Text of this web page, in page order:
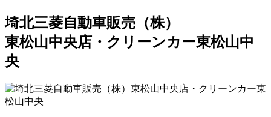
埼北三菱自動車販売（株）
東松山中央店・クリーンカー東松山中
央